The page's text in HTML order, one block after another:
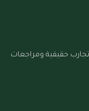
تجارب حقيقية ومراجعات